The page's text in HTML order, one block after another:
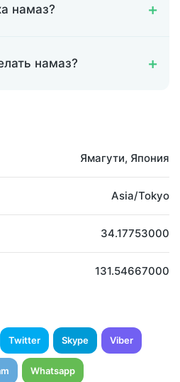
намаз?
намаз?
Ямагути, Япония
Asia/Tokyo
34.17753000
131.54667000
Twitter Skype Viber
Whatsapp